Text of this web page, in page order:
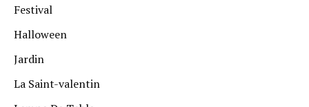
Festival
Halloween
Jardin
La Saint-valentin